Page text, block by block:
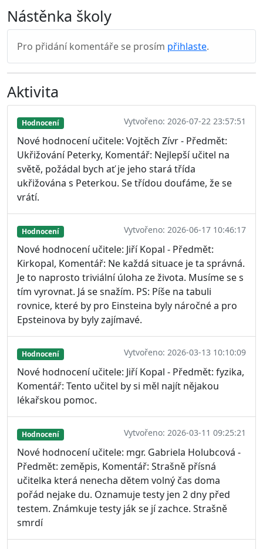
Nástěnka školy
Pro přidání komentáře se prosím přihlaste.
Aktivita
Hodnocení Vytvořeno: 2026-07-22 23:57:51
Nové hodnocení učitele: Vojtěch Zívr - Předmět:
Ukřižování Peterky, Komentář: Nejlepší učitel na
světě, požádal bych ať je jeho stará třída
ukřižována s Peterkou. Se třídou doufáme, že se
vrátí.
Hodnocení Vytvořeno: 2026-06-17 10:46:17
Nové hodnocení učitele: Jiří Kopal - Předmět:
Kirkopal, Komentář: Ne každá situace je ta správná.
Je to naprosto triviální úloha ze života. Musíme se s
tím vyrovnat. Já se snažím. PS: Píše na tabuli
rovnice, které by pro Einsteina byly náročné a pro
Epsteinova by byly zajímavé.
Hodnocení Vytvořeno: 2026-03-13 10:10:09
Nové hodnocení učitele: Jiří Kopal - Předmět: fyzika,
Komentář: Tento učitel by si měl najít nějakou
lékařskou pomoc.
Hodnocení Vytvořeno: 2026-03-11 09:25:21
Nové hodnocení učitele: mgr. Gabriela Holubcová -
Předmět: zeměpis, Komentář: Strašně přísná
učitelka která nenecha dětem volný čas doma
pořád nejake du. Oznamuje testy jen 2 dny před
testem. Známkuje testy ják se jí zachce. Strašně
smrdí